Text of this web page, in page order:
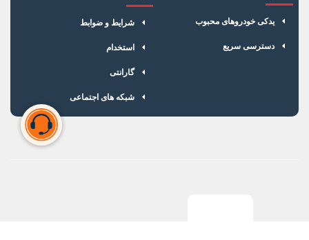
یدکی خودروهای محبوب
دسترسی سریع
شرایط و ضوابط
استخدام
گارانتی
شبکه های اجتماعی